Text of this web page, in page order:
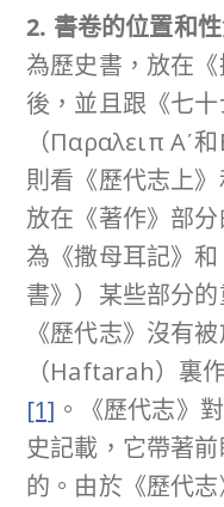
2. 書卷的位置和性
為歷史書，放在
後，並且跟《七
（Παραλειπ Α´
則看《歷代志上
放在《著作》部分
為《撒母耳記》
書》）某些部分
《歷代志》沒有
（Haftarah）裏
[1] 。《歷代志》
史記載，它帶著
的。由於《歷代